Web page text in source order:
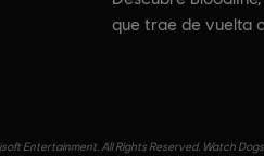
que trae de vuelta
Entertainment. All Rights Reserved. Watch